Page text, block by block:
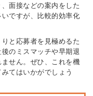
面接などの案内をした
ですが、比較的効率化
と応募者を見極めるた
のミスマッチや早期退
せん。ぜひ、これを機
てはいかがでしょう